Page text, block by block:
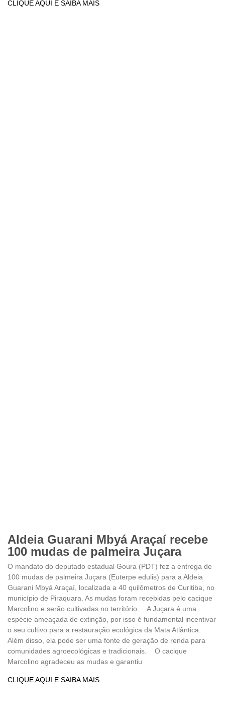
CLIQUE AQUI E SAIBA MAIS
Aldeia Guarani Mbyá Araçaí recebe
100 mudas de palmeira Juçara
O mandato do deputado estadual Goura (PDT) fez a entrega de
100 mudas de palmeira Juçara (Euterpe edulis) para a Aldeia
Guarani Mbyá Araçaí, localizada a 40 quilômetros de Curitiba, no
município de Piraquara. As mudas foram recebidas pelo cacique
Marcolino e serão cultivadas no território. A Juçara é uma
espécie ameaçada de extinção, por isso é fundamental incentivar
o seu cultivo para a restauração ecológica da Mata Atlântica.
Além disso, ela pode ser uma fonte de geração de renda para
comunidades agroecológicas e tradicionais. O cacique
Marcolino agradeceu as mudas e garantiu
CLIQUE AQUI E SAIBA MAIS